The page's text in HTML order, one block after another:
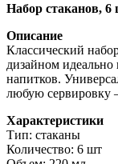
Набор стаканов,
Описание
Классический
дизайном
напитков.
любую сервировку
Характеристики
Тип: стаканы
Количество: 6 шт